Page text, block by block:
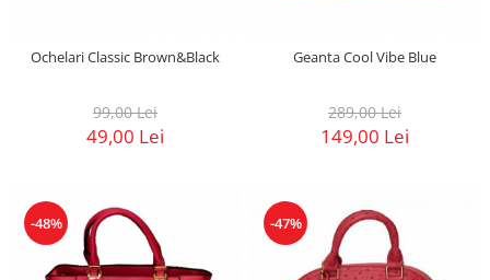
Ochelari Classic Brown&Black
99,00 Lei
49,00 Lei
Geanta Cool Vibe Blue
289,00 Lei
149,00 Lei
-48% -47%